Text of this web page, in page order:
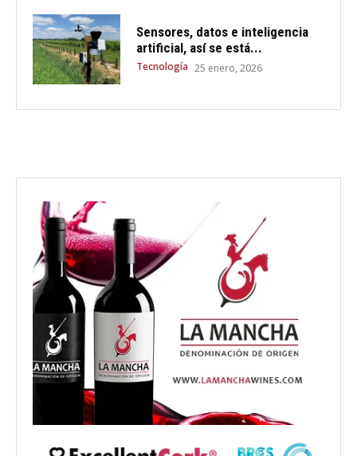
Sensores, datos e inteligencia
artificial, así se está...
Tecnología 25 enero, 2026